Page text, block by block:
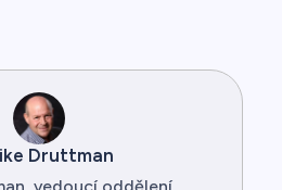
Druttman